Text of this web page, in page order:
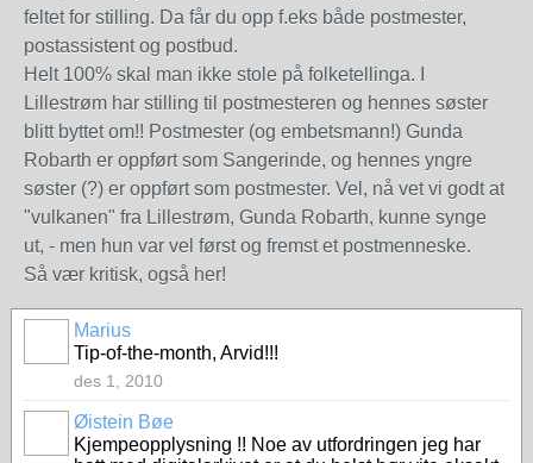
feltet for stilling. Da får du opp f.eks både postmester,
postassistent og postbud.
Helt 100% skal man ikke stole på folketellinga. I
Lillestrøm har stilling til postmesteren og hennes søster
blitt byttet om!! Postmester (og embetsmann!) Gunda
Robarth er oppført som Sangerinde, og hennes yngre
søster (?) er oppført som postmester. Vel, nå vet vi godt at
"vulkanen" fra Lillestrøm, Gunda Robarth, kunne synge
ut, - men hun var vel først og fremst et postmenneske.
Så vær kritisk, også her!
Marius
Tip-of-the-month, Arvid!!!
des 1, 2010
Øistein Bøe
Kjempeopplysning !! Noe av utfordringen jeg har